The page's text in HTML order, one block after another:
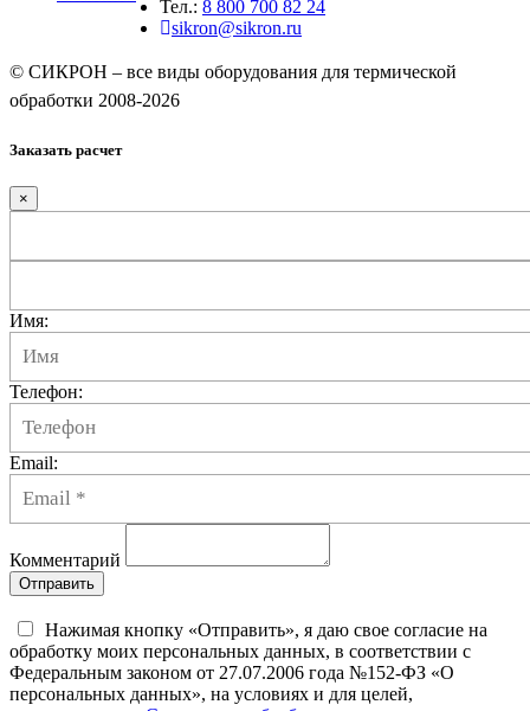
Тел.: 8 800 700 82 24
sikron@sikron.ru
© СИКРОН – все виды оборудования для термической
обработки 2008-2026
Заказать расчет
×
Имя:
Телефон:
Email:
Комментарий
Отправить
Нажимая кнопку «Отправить», я даю свое согласие на
обработку моих персональных данных, в соответствии с
Федеральным законом от 27.07.2006 года №152-ФЗ «О
персональных данных», на условиях и для целей,